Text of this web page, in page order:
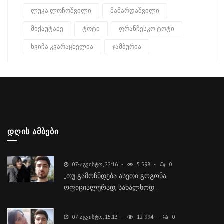
ლუკა ლოჩოშვილი მამარდაშვილი
მიქაუტაძე ტოტი ფრანჩესკო ტოტი
ხვიჩა კვარაცხელია ჯამბურია
ᲓᲦᲘᲡ ᲐᲛᲑᲔᲑᲘ
07-ᲐᲒᲕᲘᲡᲢᲝ, 22:16 5 598 0
„თუ გამოჩნდება ასეთი გოგონა,
ოფიციალურად, სახალხოდ..
07-ᲐᲒᲕᲘᲡᲢᲝ, 15:13 12 994 0